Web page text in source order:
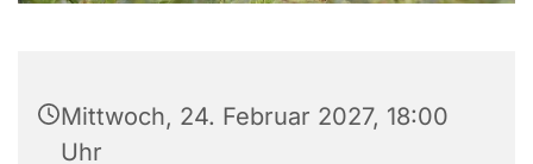
Mittwoch, 24. Februar 2027, 18:00
Uhr